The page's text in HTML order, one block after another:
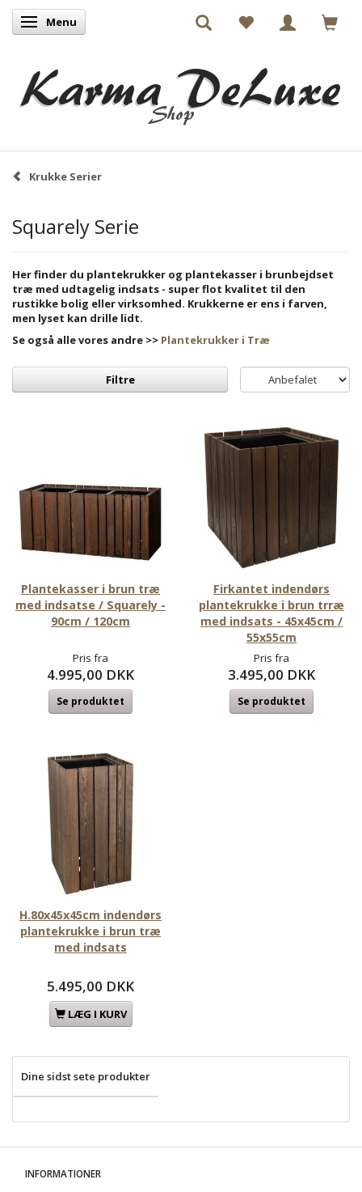
Skifte navigation
Menu
Krukke Serier
Squarely Serie
Her finder du plantekrukker og plantekasser i brunbejdset
træ med udtagelig indsats - super flot kvalitet til den
rustikke bolig eller virksomhed. Krukkerne er ens i farven,
men lyset kan drille lidt.
Se også alle vores andre >> Plantekrukker i Træ
Filtre
Plantekasser i brun træ
med indsatse / Squarely -
90cm / 120cm
Pris fra
4.995,00 DKK
Se produktet
Firkantet indendørs
plantekrukke i brun trræ
med indsats - 45x45cm /
55x55cm
Pris fra
3.495,00 DKK
Se produktet
H.80x45x45cm indendørs
plantekrukke i brun træ
med indsats
5.495,00 DKK
LÆG I KURV
Dine sidst sete produkter
INFORMATIONER